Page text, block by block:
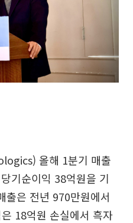
올해 1분기 매출
기순이익 38억원을 기
출은 전년 970만원에서
18억원 손실에서 흑자